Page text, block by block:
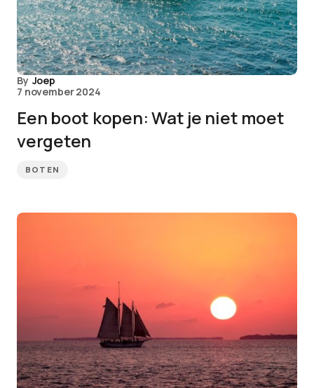
By Joep
7 november 2024
Een boot kopen: Wat je niet moet
vergeten
BOTEN